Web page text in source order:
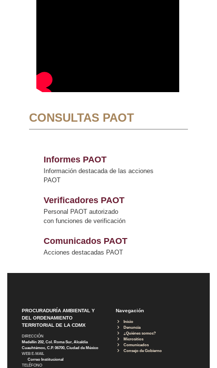
CONSULTAS PAOT
Informes PAOT
Información destacada de las acciones
PAOT
Verificadores PAOT
Personal PAOT autorizado
con funciones de verificación
Comunicados PAOT
Acciones destacadas PAOT
PROCURADURÍA AMBIENTAL Y
DEL ORDENAMIENTO
TERRITORIAL DE LA CDMX
DIRECCIÓN
Medellín 202, Col. Roma Sur, Alcaldía
Cuauhtémoc, C.P. 06700, Ciudad de México
WEB E-MAIL
Correo Institucional
TELÉFONO
Navegación
Inicio
Denuncia
¿Quiénes somos?
Micrositios
Comunicados
Consejo de Gobierno